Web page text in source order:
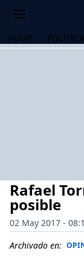
HOME POLÍTICA
Rafael
posible
02 May 2017 -
Archivado en: